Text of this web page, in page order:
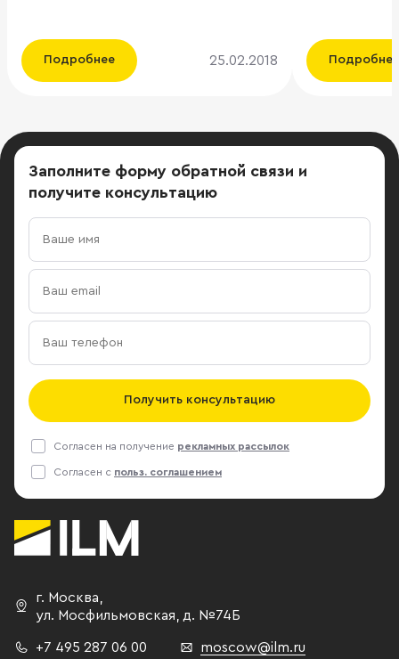
владельцев сети супермаркетов «Я
любимый». Аренда склада вблизи
расходы, полагает директор
индустриальной недвижимости
агентства ILM Александр
Перфильев. То есть структуры «Я
любимый» платить около 637,5 млн
руб. в год. Подробнее на РБК:
https://www.rbc.ru/business/26/02/2018/
Подробнее 25.02.2018
агентства
IZMENI
отметил
задача не
со своей
также были
здания и
площадях
штаб-
территории
Подробнее
Заполните форму обратной связи и
получите консультацию
Получить консультацию
Согласен на получение рекламных рассылок
Согласен с польз. соглашением
г. Москва
ул. Мосфильмовская,
д. №74Б
+7 495 287 06 00 moscow@ilm.ru